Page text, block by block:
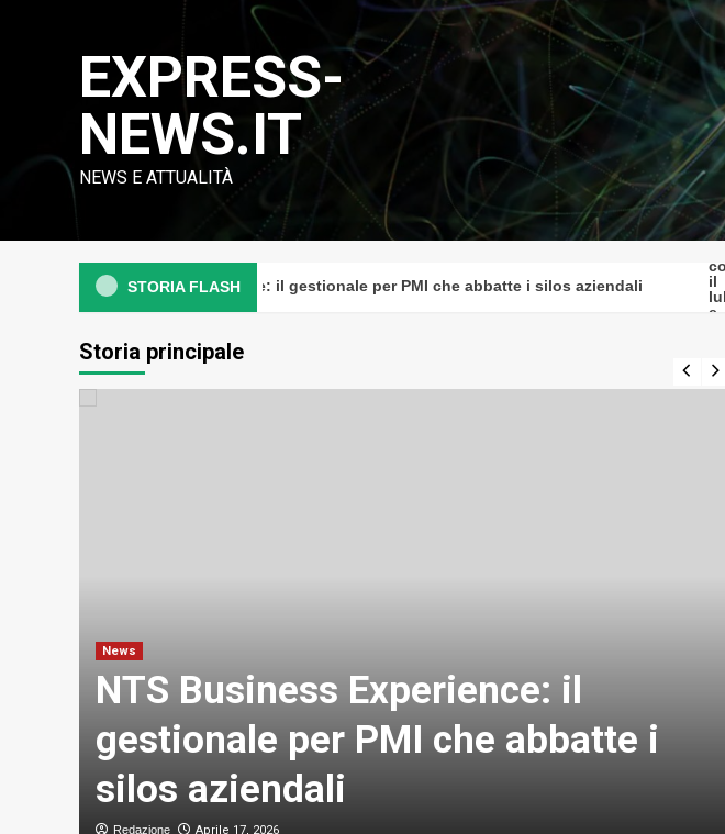
EXPRESS-
NEWS.IT
NEWS E ATTUALITÀ
STORIA FLASH
NTS Business Experience: il gestionale per PMI che abbatte i silos aziendali
Storia principale
News
NTS Business Experience: il
gestionale per PMI che abbatte i
silos aziendali
Redazione Aprile 17, 2026